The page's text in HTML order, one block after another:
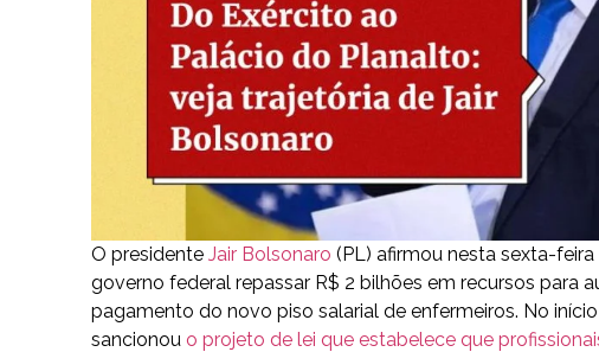
O presidente Jair Bolsonaro (PL) afirmou nesta sexta-
governo federal repassar R$ 2 bilhões em recursos para
pagamento do novo piso salarial de enfermeiros. No
sancionou o projeto de lei que estabelece que